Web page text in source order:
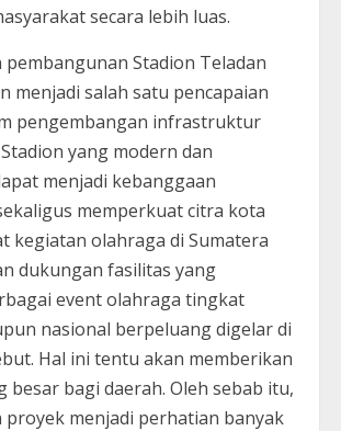
secara lebih luas.
pembangunan Stadion Teladan
menjadi salah satu pencapaian
pengembangan infrastruktur
yang modern dan
menjadi kebanggaan
memperkuat citra kota
kegiatan olahraga di Sumatera
dukungan fasilitas yang
event olahraga tingkat
nasional berpeluang digelar di
Hal ini tentu akan memberikan
besar bagi daerah. Oleh sebab itu,
proyek menjadi perhatian banyak